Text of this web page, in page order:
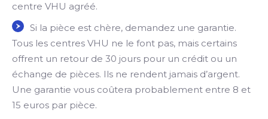
centre VHU agréé.
Si la pièce est chère, demandez une garantie.
Tous les centres VHU ne le font pas, mais certains
offrent un retour de 30 jours pour un crédit ou un
échange de pièces. Ils ne rendent jamais d’argent.
Une garantie vous coûtera probablement entre 8 et
15 euros par pièce.